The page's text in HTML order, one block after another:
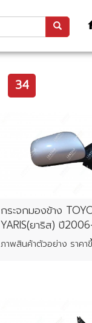
34
กระจกมองข้าง
YARIS(ยาริส) ปี